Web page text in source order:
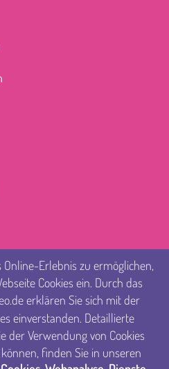
Erlebnis zu ermöglichen,
Cookies ein. Durch das
erklären Sie sich mit der
einverstanden. Detaillierte
der Verwendung von Cookies
finden Sie in unseren